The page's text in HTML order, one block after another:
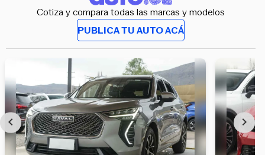
Cotiza y compara todas las marcas y modelos
PUBLICA TU AUTO ACÁ